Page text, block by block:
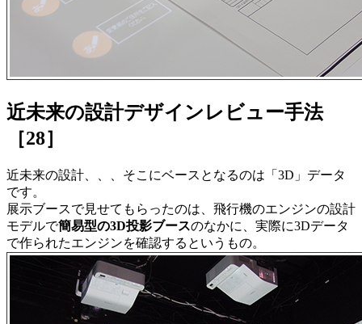
近未来の設計デザインレビュー手法
［28］
近未来の設計、、、そこにベースとなるのは「3D」データ
です。
展示ブースで見せてもらったのは、飛行機のエンジンの設計
モデルで簡易型の3D投影ブースのなかに、実際に3Dデータ
で作られたエンジンを確認するというもの。